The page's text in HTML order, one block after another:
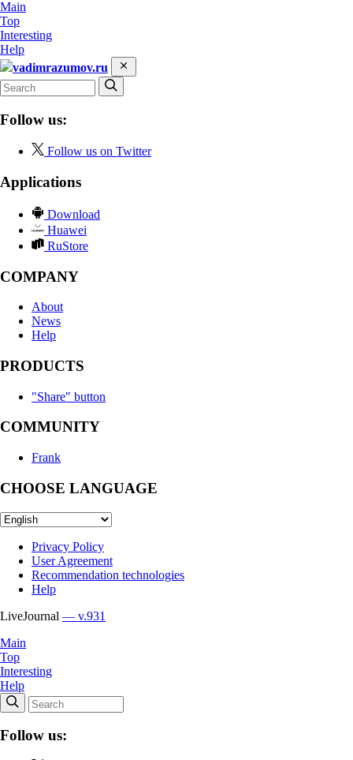
Main
Top
Interesting
Help
vadimrazumov.ru
Follow us:
Follow us on Twitter
Applications
Download
Huawei
RuStore
COMPANY
About
News
Help
PRODUCTS
"Share" button
COMMUNITY
Frank
CHOOSE LANGUAGE
Privacy Policy
User Agreement
Recommendation technologies
Help
LiveJournal — v.931
Main
Top
Interesting
Help
Follow us: